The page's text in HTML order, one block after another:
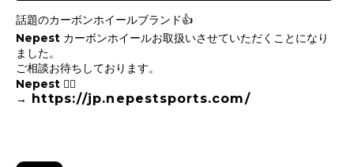
話題のカーボンホイールブランド👍
Nepest カーボンホイールお取扱いさせていただくことになり
ました。
ご相談お待ちしております。
Nepest 🚴‍♂️
→ https://jp.nepestsports.com/